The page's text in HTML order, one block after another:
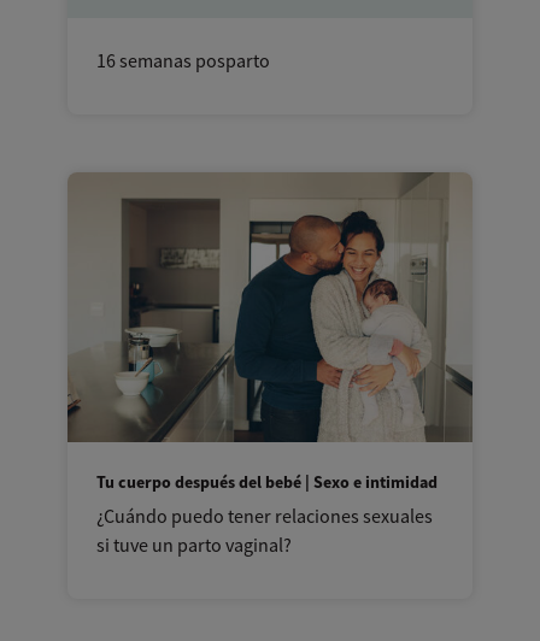
16 semanas posparto
Tu cuerpo después del bebé | Sexo e intimidad
¿Cuándo puedo tener relaciones sexuales
si tuve un parto vaginal?